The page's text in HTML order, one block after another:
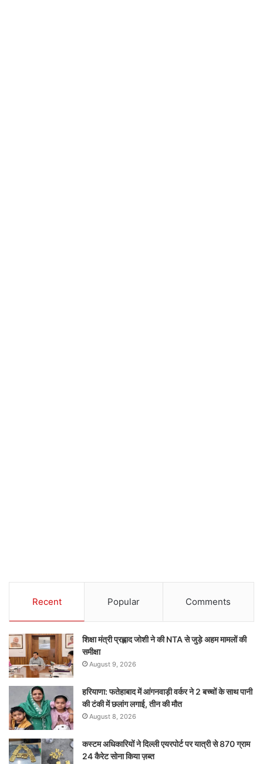
Recent Popular Comments
शिक्षा मंत्री प्रह्लाद जोशी ने की NTA से जुड़े अहम मामलों की
समीक्षा
August 9, 2026
हरियाणा: फतेहाबाद में आंगनवाड़ी वर्कर ने 2 बच्चों के साथ पानी
की टंकी में छलांग लगाई, तीन की मौत
August 8, 2026
कस्टम अधिकारियों ने दिल्ली एयरपोर्ट पर यात्री से 870 ग्राम
24 कैरेट सोना किया ज़ब्त